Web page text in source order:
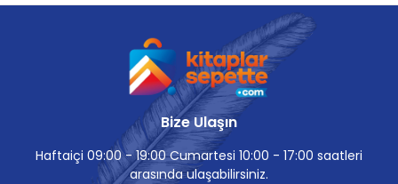
Bize Ulaşın
Haftaiçi 09:00 - 19:00 Cumartesi 10:00 - 17:00 saatleri
arasında ulaşabilirsiniz.